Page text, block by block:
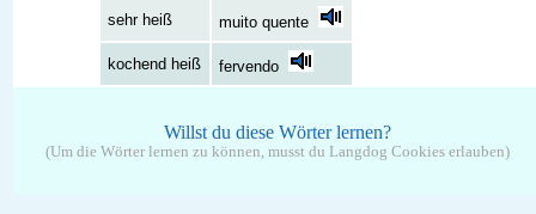
sehr heiß muito quente
kochend heiß fervendo
Willst du diese Wörter lernen?
(Um die Wörter lernen zu können, musst du Langdog Cookies erlauben)